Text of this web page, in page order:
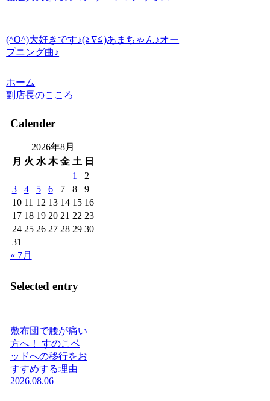
(^O^)大好きです♪(≧∇≦)あまちゃん♪オー
プニング曲♪
ホーム
副店長のこころ
Calender
2026年8月
月 火 水 木 金 土 日
1
2
3
4 5 6 7 8
9
10 11 12 13 14 15 16
17 18 19 20 21 22 23
24 25 26 27 28 29 30
31
« 7月
Selected entry
敷布団で腰が痛い
方へ！ すのこベ
ッドへの移行をお
すすめする理由
2026.08.06